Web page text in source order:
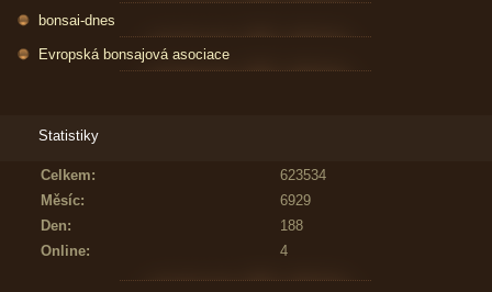
bonsai-dnes
Evropská bonsajová asociace
Statistiky
Online: 4
Celkem:
623534
Měsíc:
6929
Den:
188